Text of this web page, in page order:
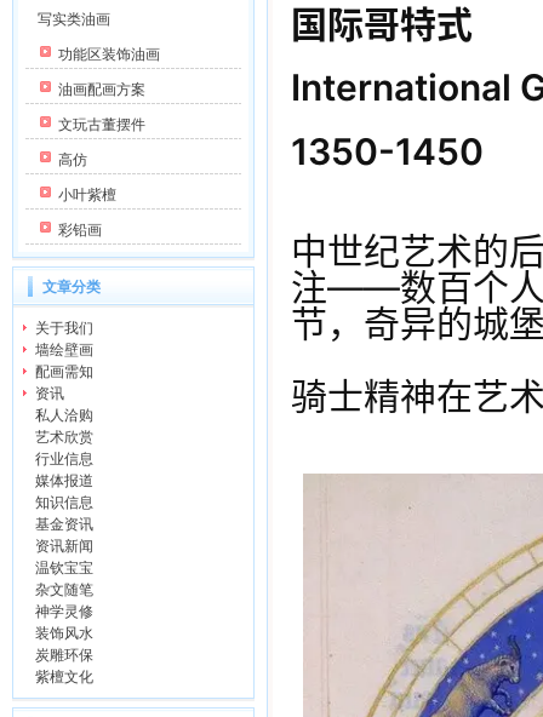
写实类油画
功能区装饰油画
油画配画方案
文玩古董摆件
高仿
小叶紫檀
彩铅画
文章分类
关于我们
墙绘壁画
配画需知
资讯
私人洽购
艺术欣赏
行业信息
媒体报道
知识信息
基金资讯
资讯新闻
温钦宝宝
杂文随笔
神学灵修
装饰风水
炭雕环保
紫檀文化
国际哥特式
International
1350-1450
中世纪艺术的
注——数百个人
节，奇异的城
骑士精神在艺